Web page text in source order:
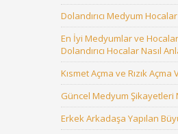
Dolandırıcı Medyum Hocalar
En İyi Medyumlar ve
Dolandırıcı Hocalar Nasıl
Kısmet Açma ve Rızık Açma
Güncel Medyum Şikayetleri
Erkek Arkadaşa Yapılan